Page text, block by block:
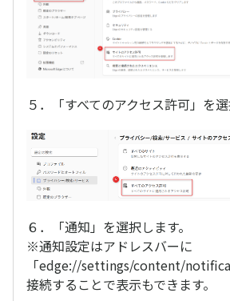
５．「すべてのアクセス許可」を選
６．「通知」を選択します。
※通知設定はアドレスバーに
「edge://settings/content/
接続することで表示もできます。